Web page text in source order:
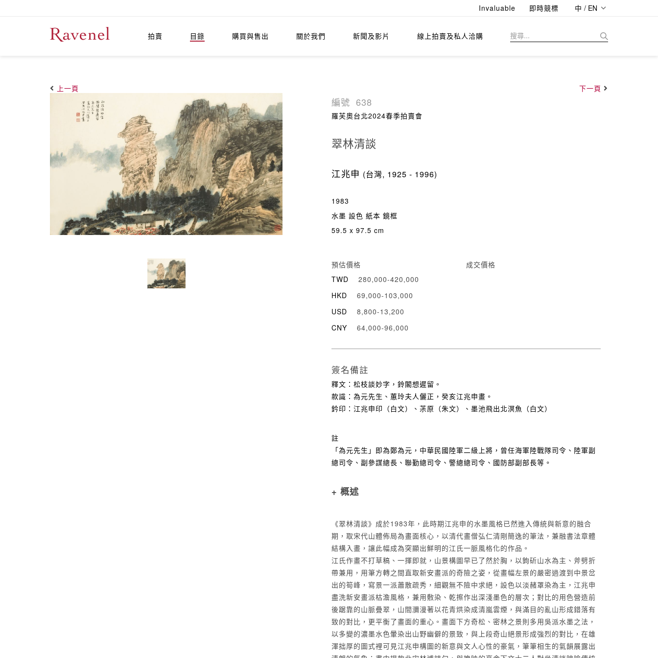
Invaluable 即時競標 中 / EN
拍賣 目錄 購買與售出 關於我們 新聞及影片 線上拍賣及私人洽購
上一頁 下一頁
編號 638
羅芙奧台北2024春季拍賣會
翠林清談
江兆申 (台灣, 1925 - 1996)
1983
水墨 設色 紙本 鏡框
59.5 x 97.5 cm
預估價格
TWD
280,000-420,000
HKD
69,000-103,000
USD
8,800-13,200
CNY
64,000-96,000
成交價格
簽名備註
釋文：松枝談妙字，鈴閣想遲留。
款識：為元先生、蕙玲夫人儷正，癸亥江兆申畫。
鈐印：江兆申印（白文）、茮原（朱文）、墨池飛出北溟魚（白文）
註
「為元先生」即為鄭為元，中華民國陸軍二級上將，曾任海軍陸戰隊司令、陸軍副
總司令、副參謀總長、聯勤總司令、警總總司令、國防部副部長等。
+ 概述
《翠林清談》成於1983年，此時期江兆申的水墨風格已然進入傳統與新意的融合
期，取宋代山體佈局為畫面核心，以清代畫僧弘仁清剛簡逸的筆法，兼融書法章體
結構入畫，讓此幅成為突顯出鮮明的江氏一脈風格化的作品。
江氏作畫不打草稿、一揮即就，山景構圖早已了然於胸，以鉤斫山水為主、斧劈折
帶兼用，用筆方轉之間直取新安畫派的奇險之姿，從畫幅左景的嚴密過渡到中景岔
出的筍峰，寫景一派蕭散疏秀，細觀無不險中求絕，設色以淡赭罩染為主，江兆申
盡洗新安畫派枯澹風格，兼用敷染、乾擦作出深淺墨色的層次；對比的用色營造前
後踞靠的山脈疊翠，山間瀰漫著以花青烘染成清嵐雲煙，與滿目的亂山形成錯落有
致的對比，更平衡了畫面的重心。畫面下方奇松、密林之景則多用吳派水墨之法，
以多變的濃墨水色暈染出山野幽僻的景致，與上段奇山絕景形成強烈的對比，在雄
渾拙厚的圖式裡可見江兆申構圖的新意與文人心性的豪氣，筆筆相生的氣韻展露出